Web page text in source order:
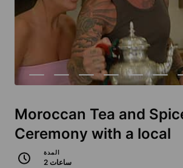
Moroccan Tea and
Ceremony with a local
المدة
2 ساعات